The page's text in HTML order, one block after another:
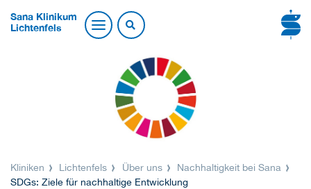
Sana Klinikum
Lichtenfels
Kliniken Lichtenfels Über uns
Nachhaltigkeit bei Sana
SDGs: Ziele für nachhaltige Entwicklung